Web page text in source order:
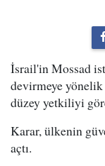
İsrail'in Mossad
devirmeye yönelik
düzey yetkiliyi
Karar, ülkenin
açtı.